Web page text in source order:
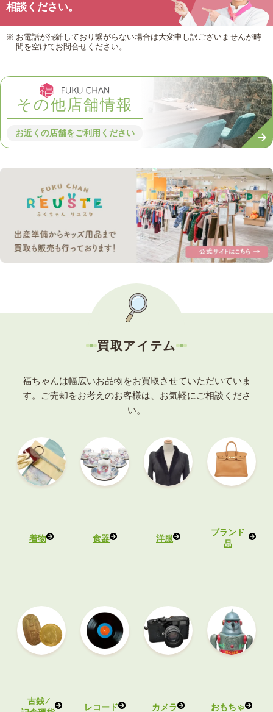
相談ください。
お電話が混雑しており繋がらない場合は大変申し訳ございませんが時
間を空けてお問合せください。
その他店舗情報
お近くの店舗をご利用ください
買取アイテム
福ちゃんは幅広いお品物をお買取させていただいていま
す。
ご売却をお考えのお客様は、お気軽にご相談くださ
い。
着物 食器 洋服
ブランド
品
古銭 ⁄
レコード カメラ おもちゃ